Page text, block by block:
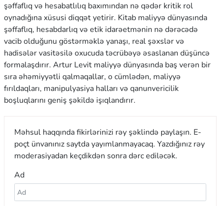
şəffaflıq və hesabatlılıq baxımından nə qədər kritik rol
oynadığına xüsusi diqqət yetirir. Kitab maliyyə dünyasında
şəffaflıq, hesabdarlıq və etik idarəetmənin nə dərəcədə
vacib olduğunu göstərməklə yanaşı, real şəxslər və
hadisələr vasitəsilə oxucuda təcrübəyə əsaslanan düşüncə
formalaşdırır. Artur Levit maliyyə dünyasında baş verən bir
sıra əhəmiyyətli qalmaqallar, o cümlədən, maliyyə
fırıldaqları, manipulyasiya halları və qanunvericilik
boşluqlarını geniş şəkildə işıqlandırır.
Məhsul haqqında fikirlərinizi rəy şəklində paylaşın. E-
poçt ünvanınız saytda yayımlanmayacaq. Yazdığınız rəy
moderasiyadan keçdikdən sonra dərc ediləcək.
Ad